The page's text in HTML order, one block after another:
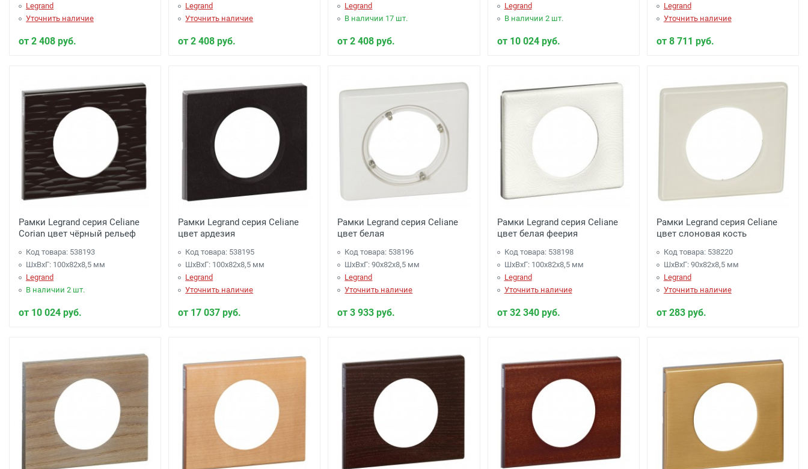
Legrand
Уточнить наличие
от 2 408 руб.
Legrand
Уточнить наличие
от 2 408 руб.
Legrand
В наличии 17 шт.
от 2 408 руб.
Legrand
В наличии 2 шт.
от 10 024 руб.
Legrand
Уточнить наличие
от 8 711 руб.
Рамки Legrand серия Celiane
Corian цвет чёрный рельеф
Код товара: 538193
ШхВхГ: 100x82x8,5 мм
Legrand
В наличии 2 шт.
от 10 024 руб.
Рамки Legrand серия Celiane
цвет ардезия
Код товара: 538195
ШхВхГ: 100x82x8,5 мм
Legrand
Уточнить наличие
от 17 037 руб.
Рамки Legrand серия Celiane
цвет белая
Код товара: 538196
ШхВхГ: 90x82x8,5 мм
Legrand
Уточнить наличие
от 3 933 руб.
Рамки Legrand серия Celiane
цвет белая феерия
Код товара: 538198
ШхВхГ: 100x82x8,5 мм
Legrand
Уточнить наличие
от 32 340 руб.
Рамки Legrand серия Celiane
цвет слоновая кость
Код товара: 538220
ШхВхГ: 90x82x8,5 мм
Legrand
Уточнить наличие
от 283 руб.